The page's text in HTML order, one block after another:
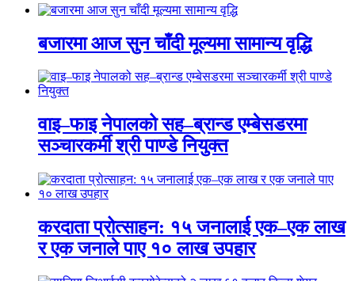
बजारमा आज सुन चाँदी मूल्यमा सामान्य वृद्धि
वाइ–फाइ नेपालको सह–ब्रान्ड एम्बेसडरमा
सञ्चारकर्मी श्री पाण्डे नियुक्त
करदाता प्रोत्साहन: १५ जनालाई एक–एक लाख
र एक जनाले पाए १० लाख उपहार